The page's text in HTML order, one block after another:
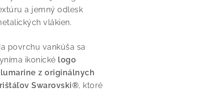
a jemný odlesk
vlákien.
povrchu vankúša sa
ikonické logo
z originálnych
Swarovski®, ktoré